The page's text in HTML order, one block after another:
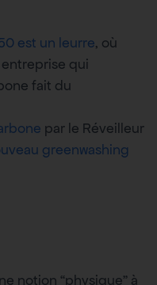
est un leurre, où
qui
fait du
par le Réveilleur
greenwashing
notion “physique” à